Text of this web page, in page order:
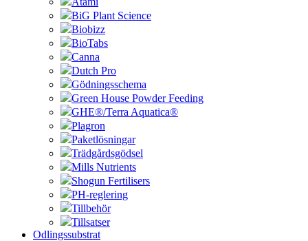
BiG Plant Science
Biobizz
BioTabs
Canna
Dutch Pro
Gödningsschema
Green House Powder Feeding
GHE®/Terra Aquatica®
Plagron
Paketlösningar
Trädgårdsgödsel
Mills Nutrients
Shogun Fertilisers
PH-reglering
Tillbehör
Tillsatser
Odlingssubstrat